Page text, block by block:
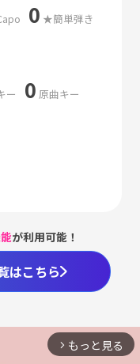
0 ★簡単弾き
ー 0 原曲キー
が利用可能！
はこちら
arrow_forward_ios もっと見る